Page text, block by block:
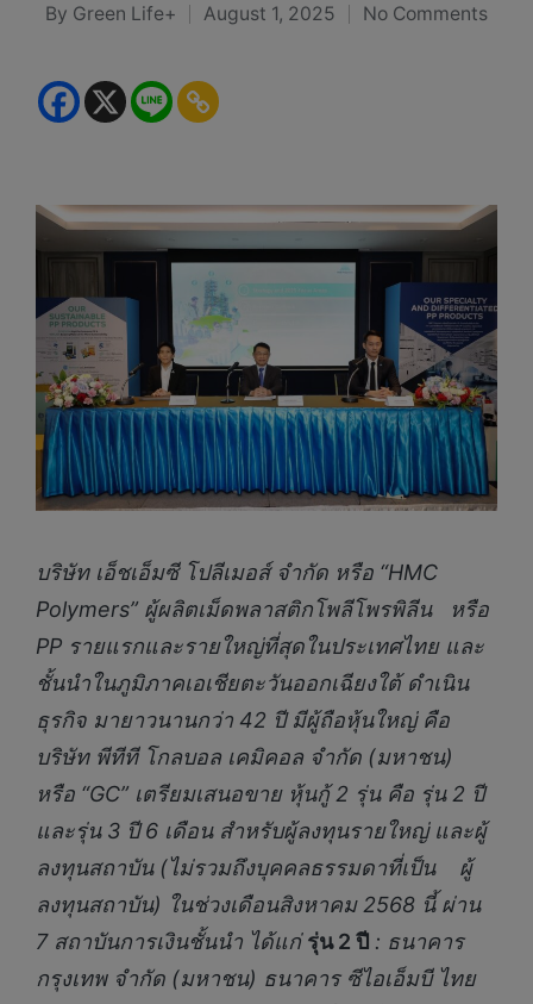
Posted
By Green Life+ August 1, 2025 No Comments
บริษัท เอ็ชเอ็มซี โปลีเมอส์ จำกัด หรือ “HMC
Polymers” ผู้ผลิตเม็ดพลาสติกโพลีโพรพิลีน หรือ
PP รายแรกและรายใหญ่ที่สุดในประเทศไทย และ
ชั้นนำในภูมิภาคเอเชียตะวันออกเฉียงใต้ ดำเนิน
ธุรกิจ มายาวนานกว่า 42 ปี มีผู้ถือหุ้นใหญ่ คือ
บริษัท พีทีที โกลบอล เคมิคอล จำกัด (มหาชน)
หรือ “GC” เตรียมเสนอขาย หุ้นกู้ 2 รุ่น คือ รุ่น 2 ปี
และรุ่น 3 ปี 6 เดือน สำหรับผู้ลงทุนรายใหญ่ และผู้
ลงทุนสถาบัน (ไม่รวมถึงบุคคลธรรมดาที่เป็น ผู้
ลงทุนสถาบัน) ในช่วงเดือนสิงหาคม 2568 นี้ ผ่าน
7 สถาบันการเงินชั้นนำ ได้แก่รุ่น2 ปี : ธนาคาร
กรุงเทพ จำกัด (มหาชน) ธนาคาร ซีไอเอ็มบี ไทย